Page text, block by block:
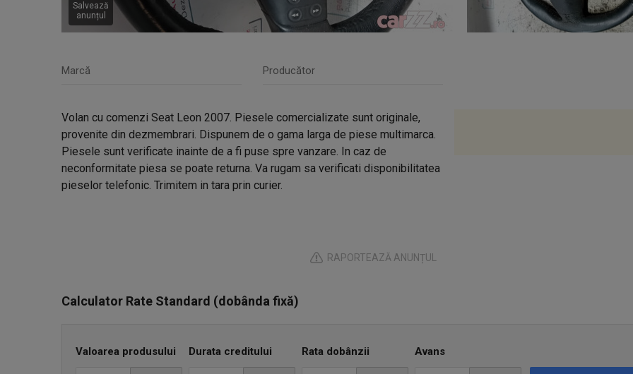
Salvează
anunțul
Marcă Producător
Volan cu comenzi Seat Leon 2007. Piesele comercializate sunt originale,
provenite din dezmembrari. Dispunem de o gama larga de piese multimarca.
Piesele sunt verificate inainte de a fi puse spre vanzare. In caz de
neconformitate piesa se poate returna. Va rugam sa verificati disponibilitatea
pieselor telefonic. Trimitem in tara prin curier.
RAPORTEAZĂ ANUNȚUL
Calculator Rate Standard (dobânda fixă)
Valoarea produsului Durata creditului Rata dobânzii Avans